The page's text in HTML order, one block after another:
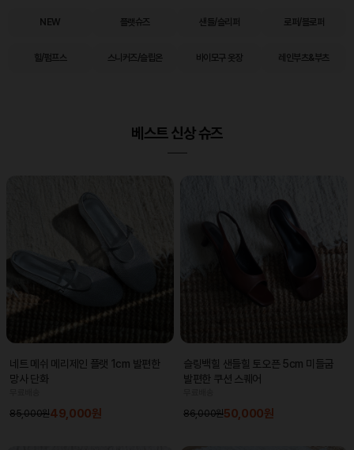
NEW 플랫슈즈 샌들/슬리퍼 로퍼/블로퍼
힐/펌프스 스니커즈/슬립온 바이모구 옷장 레인부츠&부츠
베스트 신상 슈즈
네트 메쉬 메리제인 플랫 1cm 발편한
망사 단화
85,000원49,000원
슬링백힐 샌들힐 토오픈 5cm 미들굽
발편한 쿠션 스퀘어
86,000원50,000원